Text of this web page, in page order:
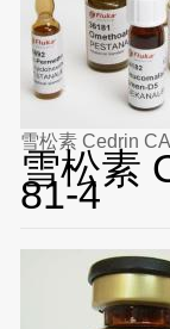
雪松素 Cedrin
雪松素
81-4